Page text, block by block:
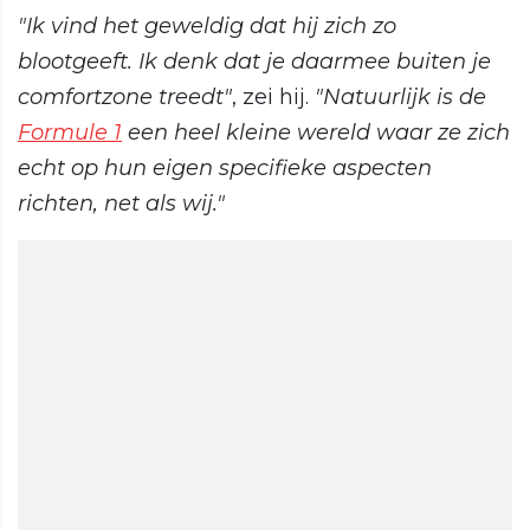
"Ik vind het geweldig dat hij zich zo
blootgeeft. Ik denk dat je daarmee buiten je
comfortzone treedt", zei hij. "Natuurlijk is de
Formule 1 een heel kleine wereld waar ze zich
echt op hun eigen specifieke aspecten
richten, net als wij."